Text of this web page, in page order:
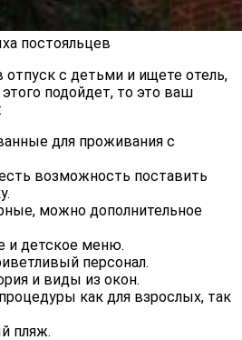
постояльцев
отпуск с детьми и ищете отель,
подойдет, то это ваш
для проживания с
возможность поставить
можно дополнительное
и детское меню.
персонал.
и виды из окон.
как для взрослых, так
пляж.